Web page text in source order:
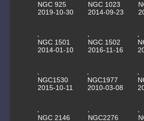
NGC 925
2019-10-30
NGC 1023
2014-09-23
NGC 1501
2014-01-10
NGC 1502
2016-11-16
NGC1530
2015-10-11
NGC1977
2010-03-08
NGC 2146
NGC2276